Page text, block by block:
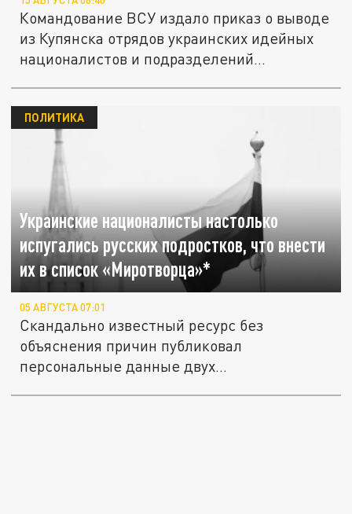
Командование ВСУ издало приказ о выводе
из Купянска отрядов украинских идейных
националистов и подразделений...
Украинские националисты настолько
испугались русских подростков, что внести
их в список «Миротворца»*
ПОЛИТИКА
05 АВГУСТА 07:01
Скандально известный ресурс без
объяснения причин публиковал
персональные данные двух